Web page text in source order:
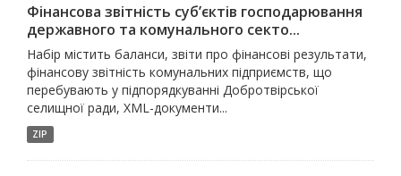
Фінансова звітність суб’єктів господарювання
державного та комунального секто...
Набір містить баланси, звіти про фінансові результати,
фінансову звітність комунальних підприємств, що
перебувають у підпорядкуванні Добротвірської
селищної ради, XML-документи...
ZIP